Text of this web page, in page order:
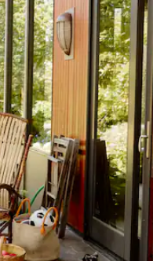
kwa kugusa au